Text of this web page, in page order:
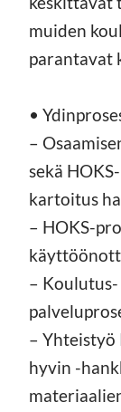
muiden
parantavat
•
–
sekä
kartoitus
– HOKS-
–
– Yhteistyö
hyvin -